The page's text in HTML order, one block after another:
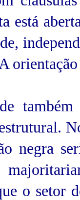
está
negra
o setor